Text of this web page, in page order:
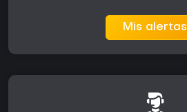
Mis alertas